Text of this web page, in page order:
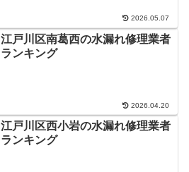
2026.05.07
江戸川区南葛西の水漏れ修理業者
ランキング
2026.04.20
江戸川区西小岩の水漏れ修理業者
ランキング